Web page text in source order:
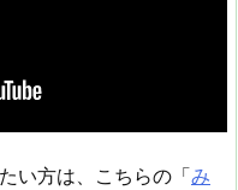
い方は、こちらの「み